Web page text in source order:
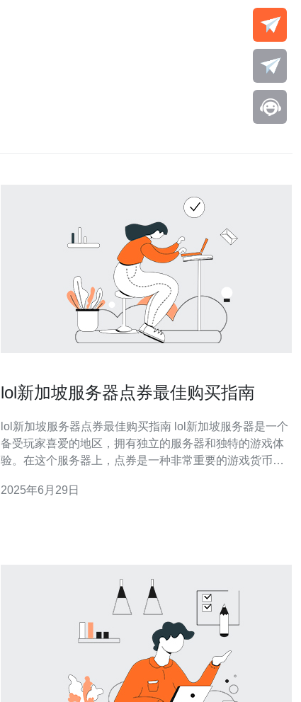
lol新加坡服务器点券最佳购买指南
lol新加坡服务器点券最佳购买指南 lol新加坡服务器是一个
备受玩家喜爱的地区，拥有独立的服务器和独特的游戏体
验。在这个服务器上，点券是一种非常重要的游戏货币，
务器，点券可以通过官方网站、游戏内商店和第三方渠道
2025年6月29日